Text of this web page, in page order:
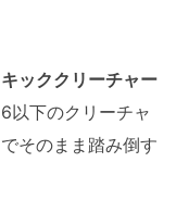
ッククリーチャー
以下のクリーチャ
そのまま踏み倒す